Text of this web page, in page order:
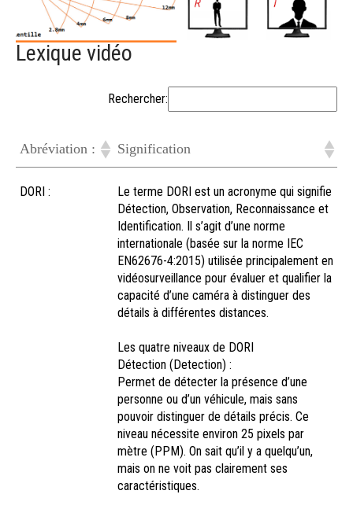
Lexique vidéo
Rechercher:
Abréviation : Signification
Abréviation : Signification
DORI :
Le terme DORI est un acronyme qui signifie
Détection, Observation, Reconnaissance et
Identification. Il s’agit d’une norme
internationale (basée sur la norme IEC
EN62676-4:2015) utilisée principalement en
vidéosurveillance pour évaluer et qualifier la
capacité d’une caméra à distinguer des
détails à différentes distances.
Les quatre niveaux de DORI
Détection (Detection) :
Permet de détecter la présence d’une
personne ou d’un véhicule, mais sans
pouvoir distinguer de détails précis. Ce
niveau nécessite environ 25 pixels par
mètre (PPM). On sait qu’il y a quelqu’un,
mais on ne voit pas clairement ses
caractéristiques.